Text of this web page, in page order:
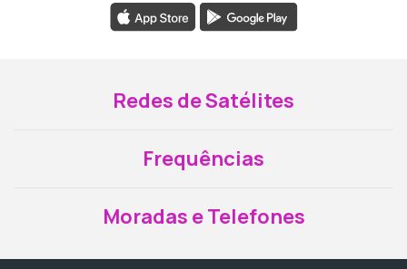
Redes de Satélites
Frequências
Moradas e Telefones